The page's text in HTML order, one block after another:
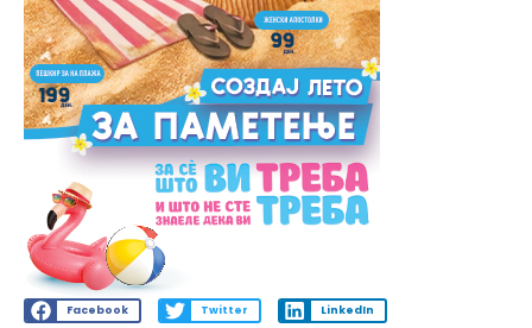
Facebook Twitter LinkedIn